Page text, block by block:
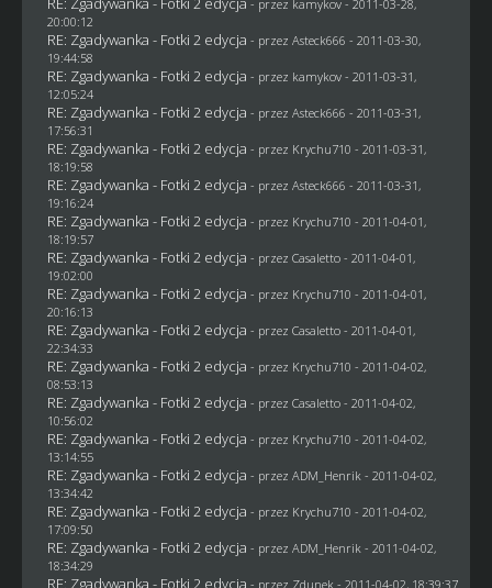
- przez kamykov- 2011-03-28,
20:00:12
RE: Zgadywanka - Fotki 2 edycja - przez Asteck666 - 2011-03-30,
19:44:58
RE: Zgadywanka - Fotki 2 edycja - przez kamykov- 2011-03-31,
12:05:24
RE: Zgadywanka - Fotki 2 edycja - przez Asteck666 - 2011-03-31,
17:56:31
RE: Zgadywanka - Fotki 2 edycja - przez Krychu710 - 2011-03-31,
18:19:58
RE: Zgadywanka - Fotki 2 edycja - przez Asteck666 - 2011-03-31,
19:16:24
RE: Zgadywanka - Fotki 2 edycja - przez Krychu710 - 2011-04-01,
18:19:57
RE: Zgadywanka - Fotki 2 edycja - przez Casaletto- 2011-04-01,
19:02:00
RE: Zgadywanka - Fotki 2 edycja - przez Krychu710 - 2011-04-01,
20:16:13
RE: Zgadywanka - Fotki 2 edycja - przez Casaletto- 2011-04-01,
22:34:33
RE: Zgadywanka - Fotki 2 edycja - przez Krychu710 - 2011-04-02,
08:53:13
RE: Zgadywanka - Fotki 2 edycja - przez Casaletto- 2011-04-02,
10:56:02
RE: Zgadywanka - Fotki 2 edycja - przez Krychu710 - 2011-04-02,
13:14:55
RE: Zgadywanka - Fotki 2 edycja - przez ADM_Henrik - 2011-04-02,
13:34:42
RE: Zgadywanka - Fotki 2 edycja - przez Krychu710 - 2011-04-02,
17:09:50
RE: Zgadywanka - Fotki 2 edycja - przez ADM_Henrik - 2011-04-02,
18:34:29
RE: Zgadywanka - Fotki 2 edycja - przez Zdunek - 2011-04-02, 18:39:37